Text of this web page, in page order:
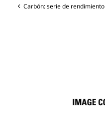
Carbón: serie de rendimiento